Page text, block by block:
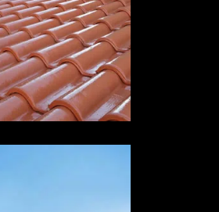
sur tuiles 73